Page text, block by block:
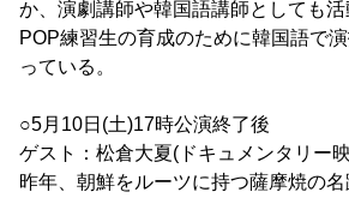
か、演劇講師や韓国語講師としても
POP練習生の育成のために韓国語で
っている。
○5月10日(土)17時公演終了後
ゲスト：松倉大夏(ドキュメンタリー
昨年、朝鮮をルーツに持つ薩摩焼の